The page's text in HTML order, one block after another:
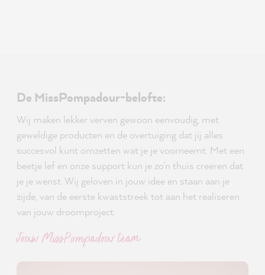
De MissPompadour-belofte:
Wij maken lekker verven gewoon eenvoudig, met
geweldige producten en de overtuiging dat jij alles
succesvol kunt omzetten wat je je voorneemt. Met een
beetje lef en onze support kun je zo'n thuis creëren dat
je je wenst. Wij geloven in jouw idee en staan aan je
zijde, van de eerste kwaststreek tot aan het realiseren
van jouw droomproject.
Jouw MissPompadour team